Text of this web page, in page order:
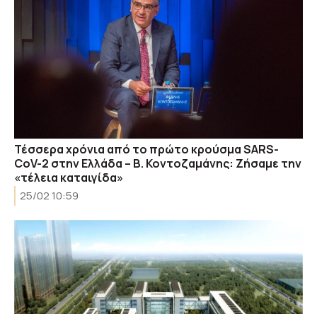
Τέσσερα χρόνια από το πρώτο κρούσμα SARS-
CoV-2 στην Ελλάδα – Β. Κοντοζαμάνης: Ζήσαμε την
«τέλεια καταιγίδα»
25/02 10:59